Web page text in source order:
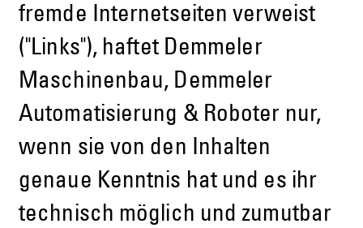
fremde Internetseiten verweist
("Links"), haftet Demmeler
Maschinenbau, Demmeler
Automatisierung & Roboter nur,
wenn sie von den Inhalten
genaue Kenntnis hat und es ihr
technisch möglich und zumutbar